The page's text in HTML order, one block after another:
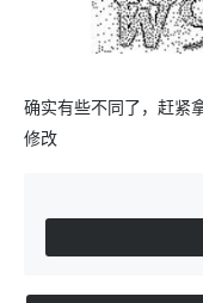
确实有些不同了，赶紧
修改